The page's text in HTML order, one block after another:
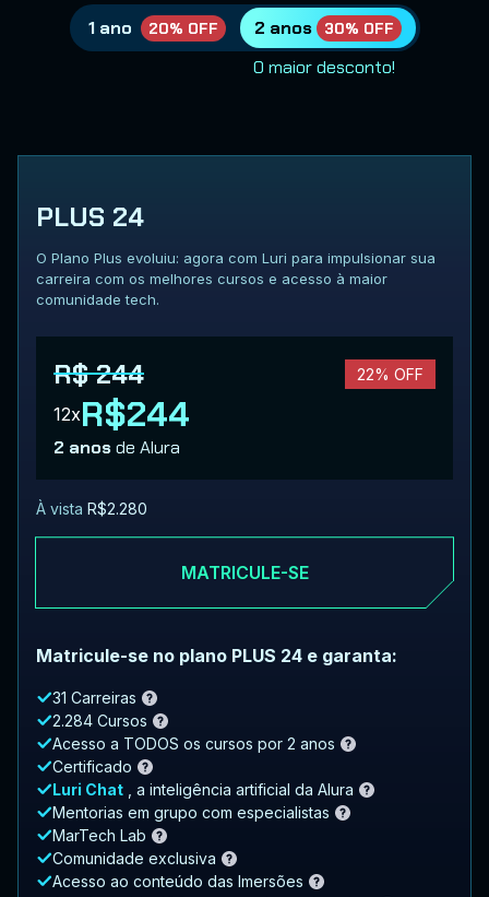
1 ano 20% OFF 2 anos 30% OFF
O maior desconto!
PLUS 24
O Plano Plus evoluiu: agora com Luri para impulsionar sua
carreira com os melhores cursos e acesso à maior
comunidade tech.
R$ 244 22% OFF
12xR$244
2 anosde Alura
À vista R$2.280
MATRICULE-SE
Matricule-se no plano PLUS 24 e garanta:
31 Carreiras
2.284 Cursos
Acesso a TODOS os cursos por 2 anos
Certificado
Luri Chat
, a inteligência artificial da Alura
Mentorias em grupo com especialistas
MarTech Lab
Comunidade exclusiva
Acesso ao conteúdo das Imersões